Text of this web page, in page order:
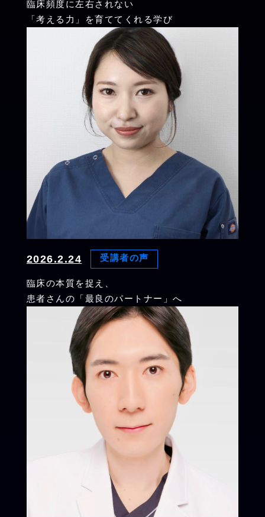
臨床頻度に左右されない
「考える力」を育ててくれる学び
2026.2.24 受講者の声
臨床の本質を捉え、
患者さんの「最良のパートナー」へ